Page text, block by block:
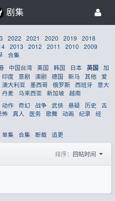
剧集
2022 2021 2020 2019
2018
2013 2012 2011 2010
2009
合集
中国台湾 美国 韩国 日本 英国 加
印度 意剧 澳剧 德国 新马 其他
爱
澳大利亚 墨西哥 俄罗斯 西班牙
意大
丹麦 马来西亚 新加坡 越南
动作 奇幻 战争 武侠 悬疑 历史
古
怖 真人 医务 歌舞 动画 纪录 经
单集 合集 断载 追更
排序： 回帖时间